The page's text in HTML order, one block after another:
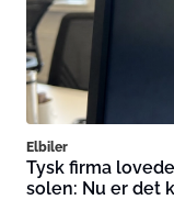
Elbiler
Tysk firma
solen: Nu er det